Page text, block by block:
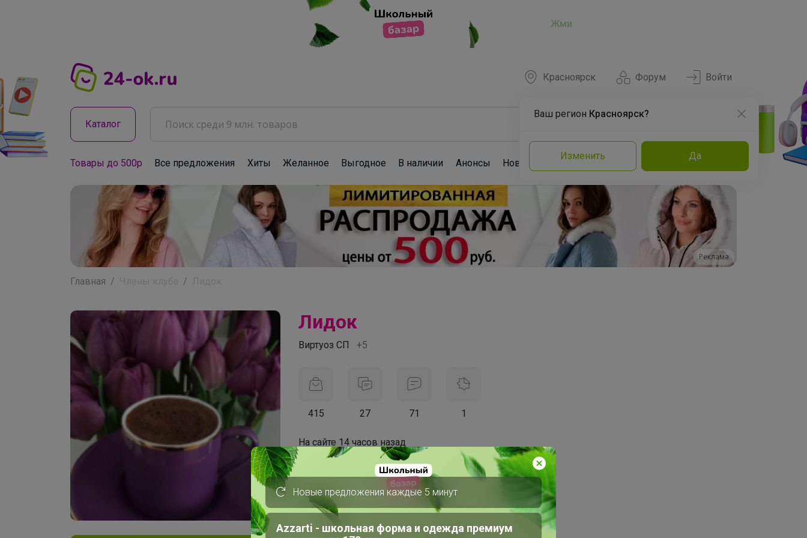
Жми
Форум
Красноярск
Ваш регион Красноярск?
Изменить Да
Войти
Каталог
Товары до 500р Все предложения Хиты Желанное Выгодное В наличии Анонсы Новости Команда Эксперты
Реклама
Главная
Лидок
Виртуоз СП +5
415 27 71 1
На сайте 14 часов назад
День рождения 28 августа
Красноярск
В клубе с 28 апреля 2015 г.
Новые предложения каждые 5 минут
Azzarti - школьная форма и одежда премиум